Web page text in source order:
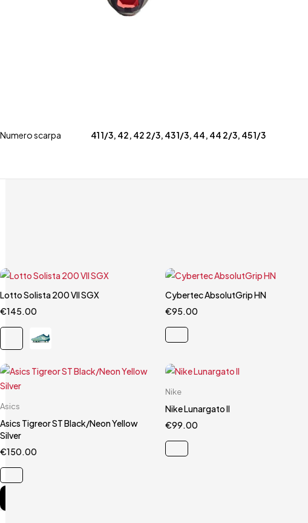
Numero scarpa 41 1/3, 42, 42 2/3, 43 1/3, 44, 44 2/3, 45 1/3
Carrello rapido
Lotto Solista 200 VII SGX
€145.00
Carrello rapido
Cybertec AbsolutGrip HN
€95.00
41.5
Asics
Asics Tigreor ST Black/Neon Yellow
Silver
€150.00
40.5
Nike
Nike Lunargato II
€99.00